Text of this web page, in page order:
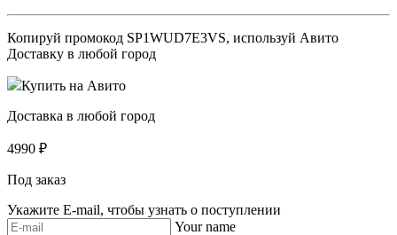
Копируй промокод SP1WUD7E3VS, используй Авито
Доставку в любой город
Купить на Авито
Доставка в любой город
4990 ₽
Под заказ
Укажите E-mail, чтобы узнать о поступлении
Your name